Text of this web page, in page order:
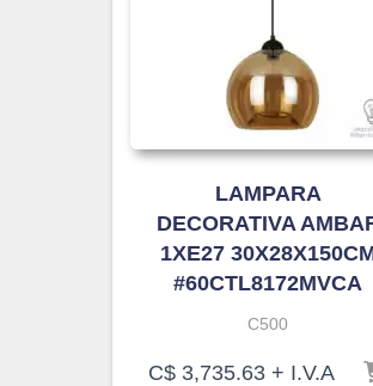
LAMPARA
DECORATIVA
1XE27
#60CTL8172MVCA
C500
C$ 3,735.63 + I.V.A